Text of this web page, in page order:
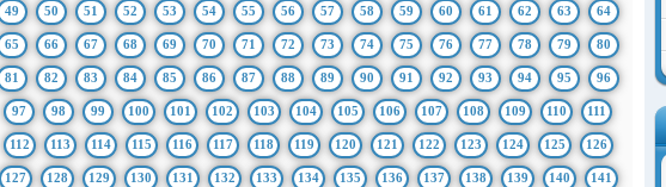
49 50 51 52 53 54 55 56 57 58 59 60 61 62 63 64
65 66 67 68 69 70 71 72 73 74 75 76 77 78 79 80
81 82 83 84 85 86 87 88 89 90 91 92 93 94 95 96
97 98 99 100 101 102 103 104 105 106 107 108 109 110 111
112 113 114 115 116 117 118 119 120 121 122 123 124 125 126
127 128 129 130 131 132 133 134 135 136 137 138 139 140 141